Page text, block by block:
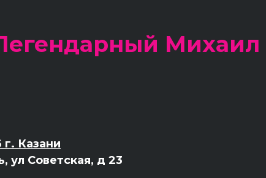
Михаил
Казани
ул Советская, д 23